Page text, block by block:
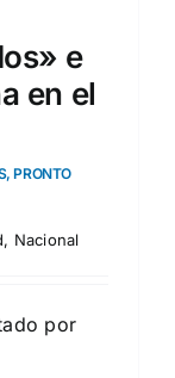
e
en el
PRONTO
, Nacional
por